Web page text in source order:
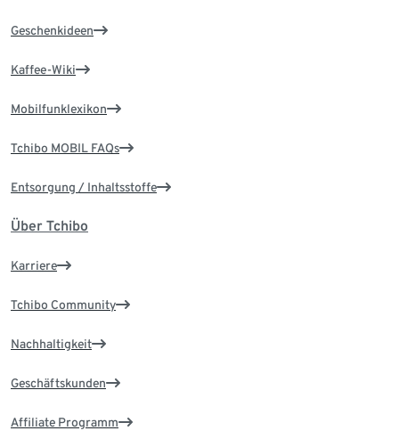
Geschenkideen
Kaffee-Wiki
Mobilfunklexikon
Tchibo MOBIL FAQs
Entsorgung / Inhaltsstoffe
Über Tchibo
Karriere
Tchibo Community
Nachhaltigkeit
Geschäftskunden
Affiliate Programm